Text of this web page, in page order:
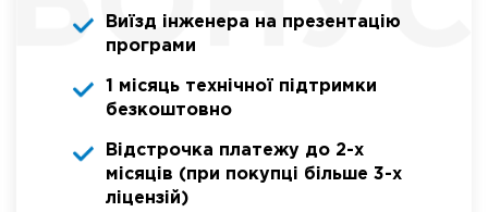
Виїзд інженера на презентацію
програми
1 місяць технічної підтримки
безкоштовно
Відстрочка платежу до 2-х
місяців (при покупці більше 3-х
ліцензій)